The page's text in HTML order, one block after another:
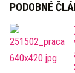
PODOBNÉ